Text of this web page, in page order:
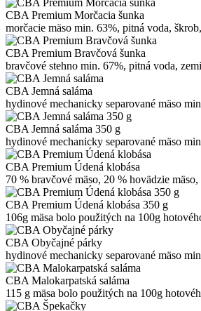
CBA Premium Morčacia šunka
morčacie mäso min. 63%, pitná voda,
CBA Premium Bravčová šunka
bravčové stehno min. 67%, pitná voda,
CBA Jemná saláma
hydinové mechanicky separované mäso
CBA Jemná saláma 350 g
hydinové mechanicky separované mäso
CBA Premium Údená klobása
70 % bravčové mäso, 20 % hovädzie
CBA Premium Údená klobása 350 g
106g mäsa bolo použitých na 100g
CBA Obyčajné párky
hydinové mechanicky separované mäso
CBA Malokarpatská saláma
115 g mäsa bolo použitých na 100g